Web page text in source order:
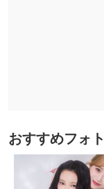
おすすめフォト